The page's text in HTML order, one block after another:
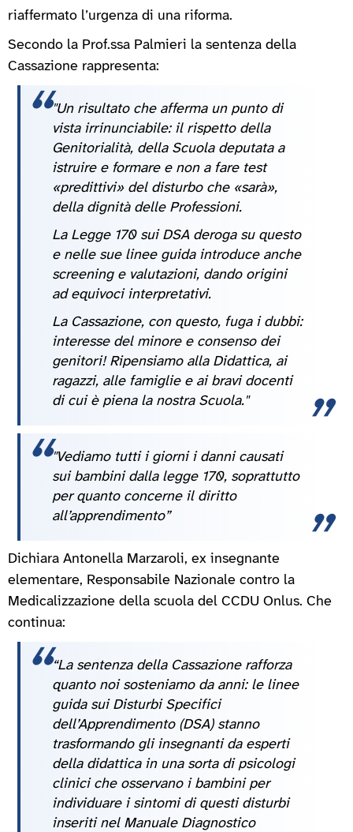
riaffermato l’urgenza di una riforma.
Secondo la Prof.ssa Palmieri la sentenza della
Cassazione rappresenta:
"Un risultato che afferma un punto di
vista irrinunciabile: il rispetto della
Genitorialità, della Scuola deputata a
istruire e formare e non a fare test
«predittivi» del disturbo che «sarà»,
della dignità delle Professioni.
La Legge 170 sui DSA deroga su questo
e nelle sue linee guida introduce anche
screening e valutazioni, dando origini
ad equivoci interpretativi.
La Cassazione, con questo, fuga i dubbi:
interesse del minore e consenso dei
genitori! Ripensiamo alla Didattica, ai
ragazzi, alle famiglie e ai bravi docenti
di cui è piena la nostra Scuola."
"Vediamo tutti i giorni i danni causati
sui bambini dalla legge 170, soprattutto
per quanto concerne il diritto
all’apprendimento”
Dichiara Antonella Marzaroli, ex insegnante
elementare, Responsabile Nazionale contro la
Medicalizzazione della scuola del CCDU Onlus. Che
continua:
“La sentenza della Cassazione rafforza
quanto noi sosteniamo da anni: le linee
guida sui Disturbi Specifici
dell’Apprendimento (DSA) stanno
trasformando gli insegnanti da esperti
della didattica in una sorta di psicologi
clinici che osservano i bambini per
individuare i sintomi di questi disturbi
inseriti nel Manuale Diagnostico